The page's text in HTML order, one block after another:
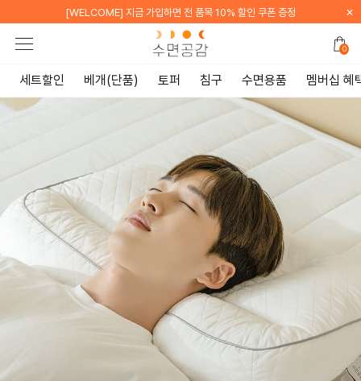
[WELCOME] 카카오톡 채널 친구 추가 시 배송비 무료 ×
0
세트할인 베개(단품) 토퍼 침구 수면용품 멤버십 혜